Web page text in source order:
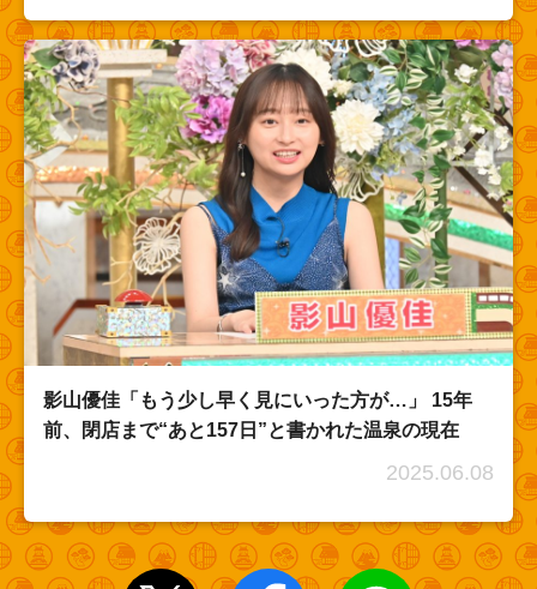
影山優佳「もう少し早く見にいった方が…」 15年
前、閉店まで“あと157日”と書かれた温泉の現在
2025.06.08